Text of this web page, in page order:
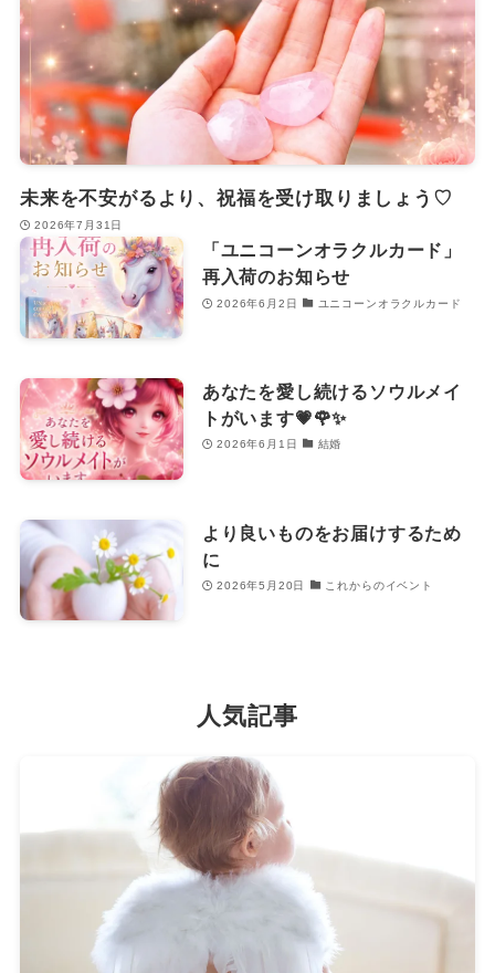
未来を不安がるより、祝福を受け取りましょう♡
2026年7月31日
「ユニコーンオラクルカード」
再入荷のお知らせ
2026年6月2日 ユニコーンオラクルカード
あなたを愛し続けるソウルメイ
トがいます💗🌹✨
2026年6月1日 結婚
より良いものをお届けするため
に
2026年5月20日 これからのイベント
人気記事